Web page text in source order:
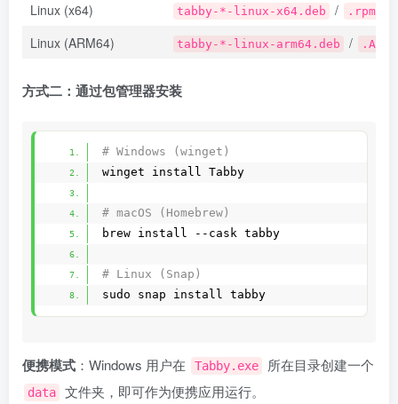
Linux (x64) tabby-*-linux-x64.deb / .rpm
Linux (ARM64) tabby-*-linux-arm64.deb /
方式二：通过包管理器安装
# Windows (winget)
winget install Tabby
# macOS (Homebrew)
brew install --cask tabby
# Linux (Snap)
sudo snap install tabby
便携模式 ：Windows 用户在 Tabby.exe 所在目录创建一个
data 文件夹，即可作为便携应用运行。